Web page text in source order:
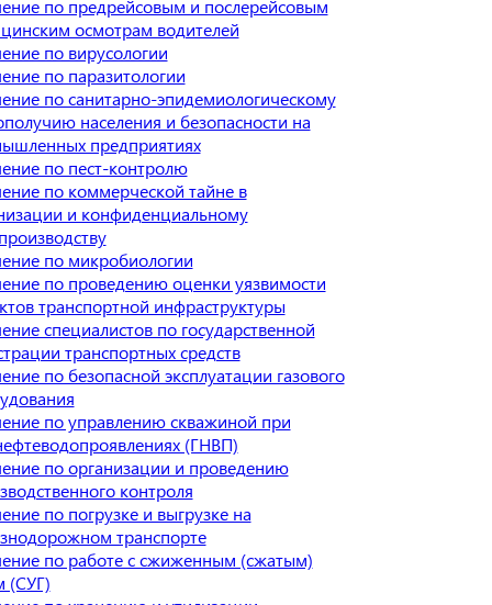
по предрейсовым и послерейсовым
осмотрам водителей
по вирусологии
по паразитологии
по санитарно-эпидемиологическому
населения и безопасности на
предприятиях
по пест-контролю
по коммерческой тайне в
и конфиденциальному
по микробиологии
по проведению оценки уязвимости
транспортной инфраструктуры
специалистов по государственной
транспортных средств
по безопасной эксплуатации газового
по управлению скважиной при
(ГНВП)
по организации и проведению
контроля
по погрузке и выгрузке на
транспорте
по работе с сжиженным (сжатым)
(СУГ)